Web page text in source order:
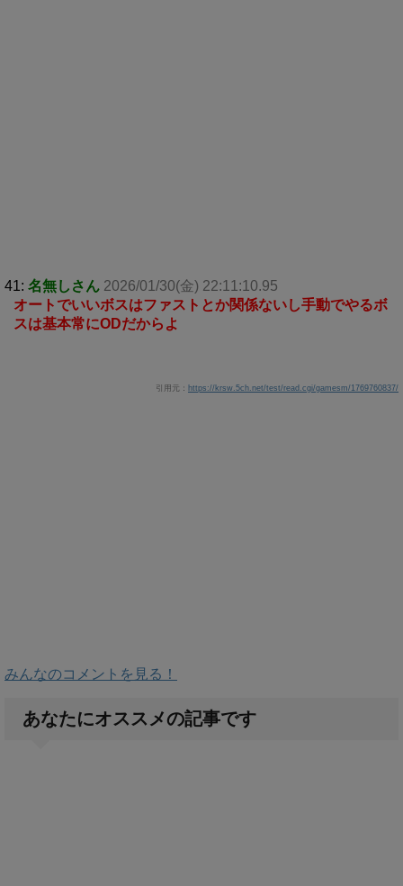
41: 名無しさん 2026/01/30(金) 22:11:10.95
オートでいいボスはファストとか関係ないし手動でやるボ
スは基本常にODだからよ
引用元： https://krsw.5ch.net/test/read.cgi/gamesm/1769760837/
みんなのコメントを見る！
あなたにオススメの記事です